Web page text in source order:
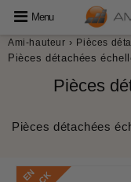
Menu
Ami-hauteur › Pièces
Pièces détachées
Pièces
Pièces détachées
E
N
S
T
O
C